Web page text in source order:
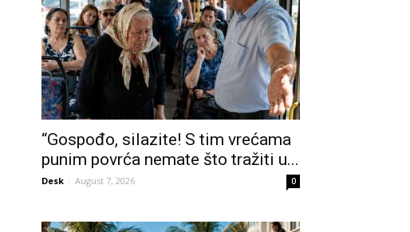
“Gospođo, silazite! S tim vrećama
punim povrća nemate što tražiti u...
Desk - August 7, 2026 0